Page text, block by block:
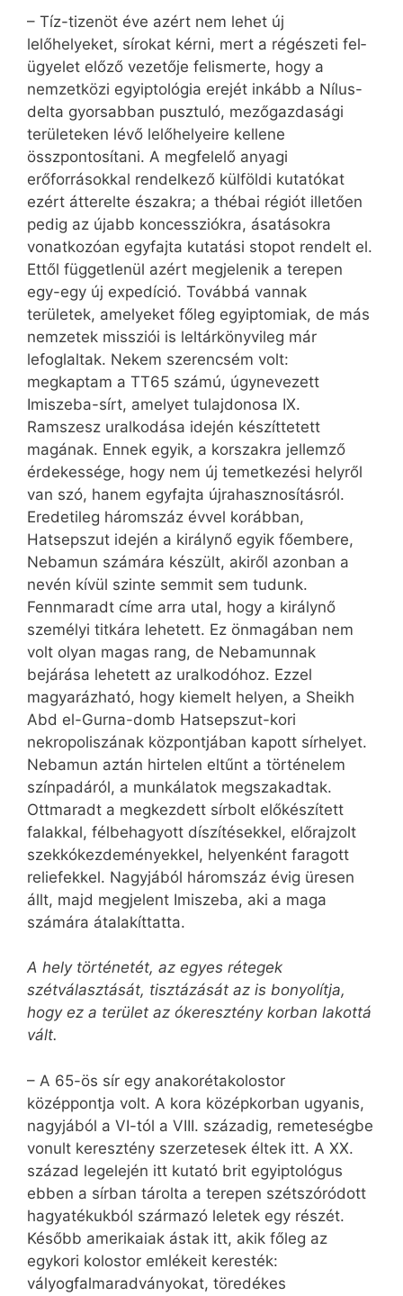
– Tíz-tizenöt éve azért nem lehet új
lelőhelyeket, sírokat kérni, mert a régészeti fel­
ügyelet előző vezetője felismerte, hogy a
nemzetközi egyiptológia erejét inkább a Nílus-
delta gyorsabban pusztuló, mezőgazdasági
területeken lévő lelőhelyeire kellene
összpontosítani. A megfelelő anyagi
erőforrásokkal rendelkező külföldi kutatókat
ezért átterelte északra; a thébai régiót illetően
pedig az újabb koncessziókra, ásatásokra
vonatkozóan egyfajta kutatási stopot rendelt el.
Ettől függetlenül azért megjelenik a terepen
egy-egy új expedíció. Továbbá vannak
területek, amelyeket főleg egyiptomiak, de más
nemzetek missziói is leltárkönyvileg már
lefoglaltak. Nekem szerencsém volt:
megkaptam a TT65 számú, úgynevezett
Imiszeba-sírt, amelyet tulajdonosa IX.
Ramszesz uralkodása idején készíttetett
magának. Ennek egyik, a korszakra jellemző
érdekessége, hogy nem új temetkezési helyről
van szó, hanem egyfajta újrahasznosításról.
Eredetileg háromszáz évvel korábban,
Hatsepszut idején a királynő egyik főembere,
Nebamun számára készült, akiről azonban a
nevén kívül szinte semmit sem tudunk.
Fennmaradt címe arra utal, hogy a királynő
személyi titkára lehetett. Ez önmagában nem
volt olyan magas rang, de Nebamunnak
bejárása lehetett az uralkodóhoz. Ezzel
magyarázható, hogy kiemelt helyen, a Sheikh
Abd el-Gurna-domb Hatsepszut-kori
nekropoliszának központjában kapott sírhelyet.
Nebamun aztán hirtelen eltűnt a történelem
színpadáról, a munkálatok megszakadtak.
Ottmaradt a megkezdett sírbolt előkészített
falakkal, félbehagyott díszítésekkel, előrajzolt
szekkó­kez­deményekkel, helyenként faragott
reliefekkel. Nagyjából háromszáz évig üresen
állt, majd megjelent Imiszeba, aki a maga
számára átalakíttatta.
A hely történetét, az egyes rétegek
szétválasztását, tisztázását az is bonyolítja,
hogy ez a terület az ókeresztény korban lakottá
vált.
– A 65-ös sír egy anakorétakolostor
középpontja volt. A kora középkorban ugyan­is,
nagyjából a VI-tól a VIII. századig, remeteségbe
vonult keresztény szerzetesek éltek itt. A XX.
század legelején itt kutató brit egyiptológus
ebben a sírban tárolta a terepen szétszóródott
hagyatékukból származó leletek egy részét.
Később amerikaiak ástak itt, akik főleg az
egykori kolostor emlékeit keresték:
vályogfalmaradványokat, töredékes